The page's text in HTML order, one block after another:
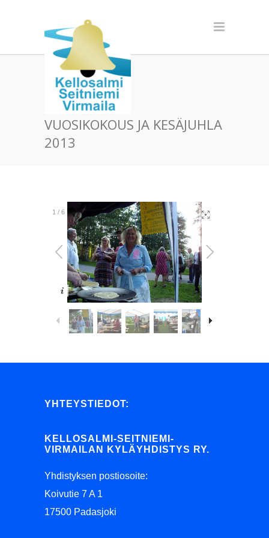
VUOSIKOKOUS JA KESÄJUHLA
2013
1 / 6
YHTEYSTIEDOT:
KELLOSALMI-SEITNIEMI-
VIRMAILAN KYLÄYHDISTYS RY.
Yhdistyksen postiosoite:
Koivutie 7 A 1
17500 Padasjoki